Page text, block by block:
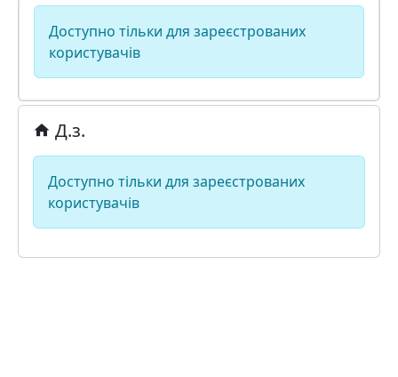
Доступно тільки для зареєстрованих
користувачів
Д.з.
Доступно тільки для зареєстрованих
користувачів